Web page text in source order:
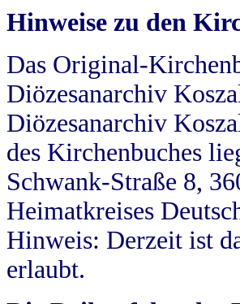
Hinweise zu den
Das Original-
Diözesanarchiv
Diözesanarchiv
des Kirchenbuches
Schwank-Straße 8,
Heimatkreises
Hinweis: Derzeit ist
erlaubt.